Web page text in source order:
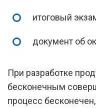
итоговый
документ об
При разработке
бесконечным
процесс